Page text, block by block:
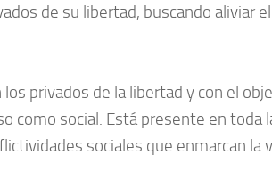
de su libertad, buscando
privados de la libertad y con el
como social. Está presente en
sociales que enmarcan la